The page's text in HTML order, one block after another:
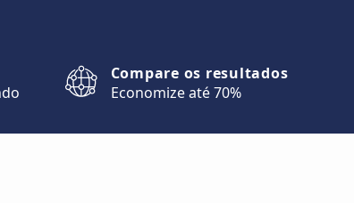
Compare os resultados
Economize até 70%